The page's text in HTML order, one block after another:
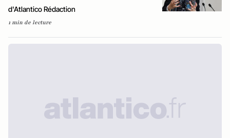
d'Atlantico Rédaction
1 min de lecture